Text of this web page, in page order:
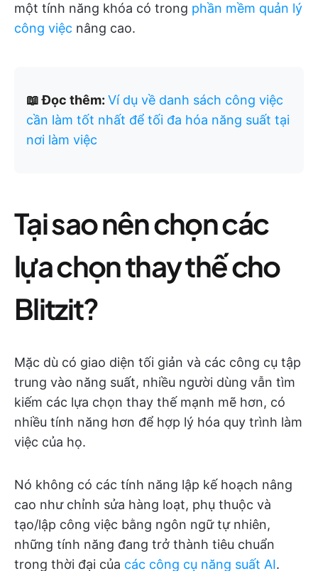
một tính năng khóa có trong phần mềm quản lý
công việc nâng cao.
📖 Đọc thêm: Ví dụ về danh sách công việc
cần làm tốt nhất để tối đa hóa năng suất tại
nơi làm việc
Tại sao nên chọn các
lựa chọn thay thế cho
Blitzit?
Mặc dù có giao diện tối giản và các công cụ tập
trung vào năng suất, nhiều người dùng vẫn tìm
kiếm các lựa chọn thay thế mạnh mẽ hơn, có
nhiều tính năng hơn để hợp lý hóa quy trình làm
việc của họ.
Nó không có các tính năng lập kế hoạch nâng
cao như chỉnh sửa hàng loạt, phụ thuộc và
tạo/lập công việc bằng ngôn ngữ tự nhiên,
những tính năng đang trở thành tiêu chuẩn
trong thời đại của các công cụ năng suất AI.